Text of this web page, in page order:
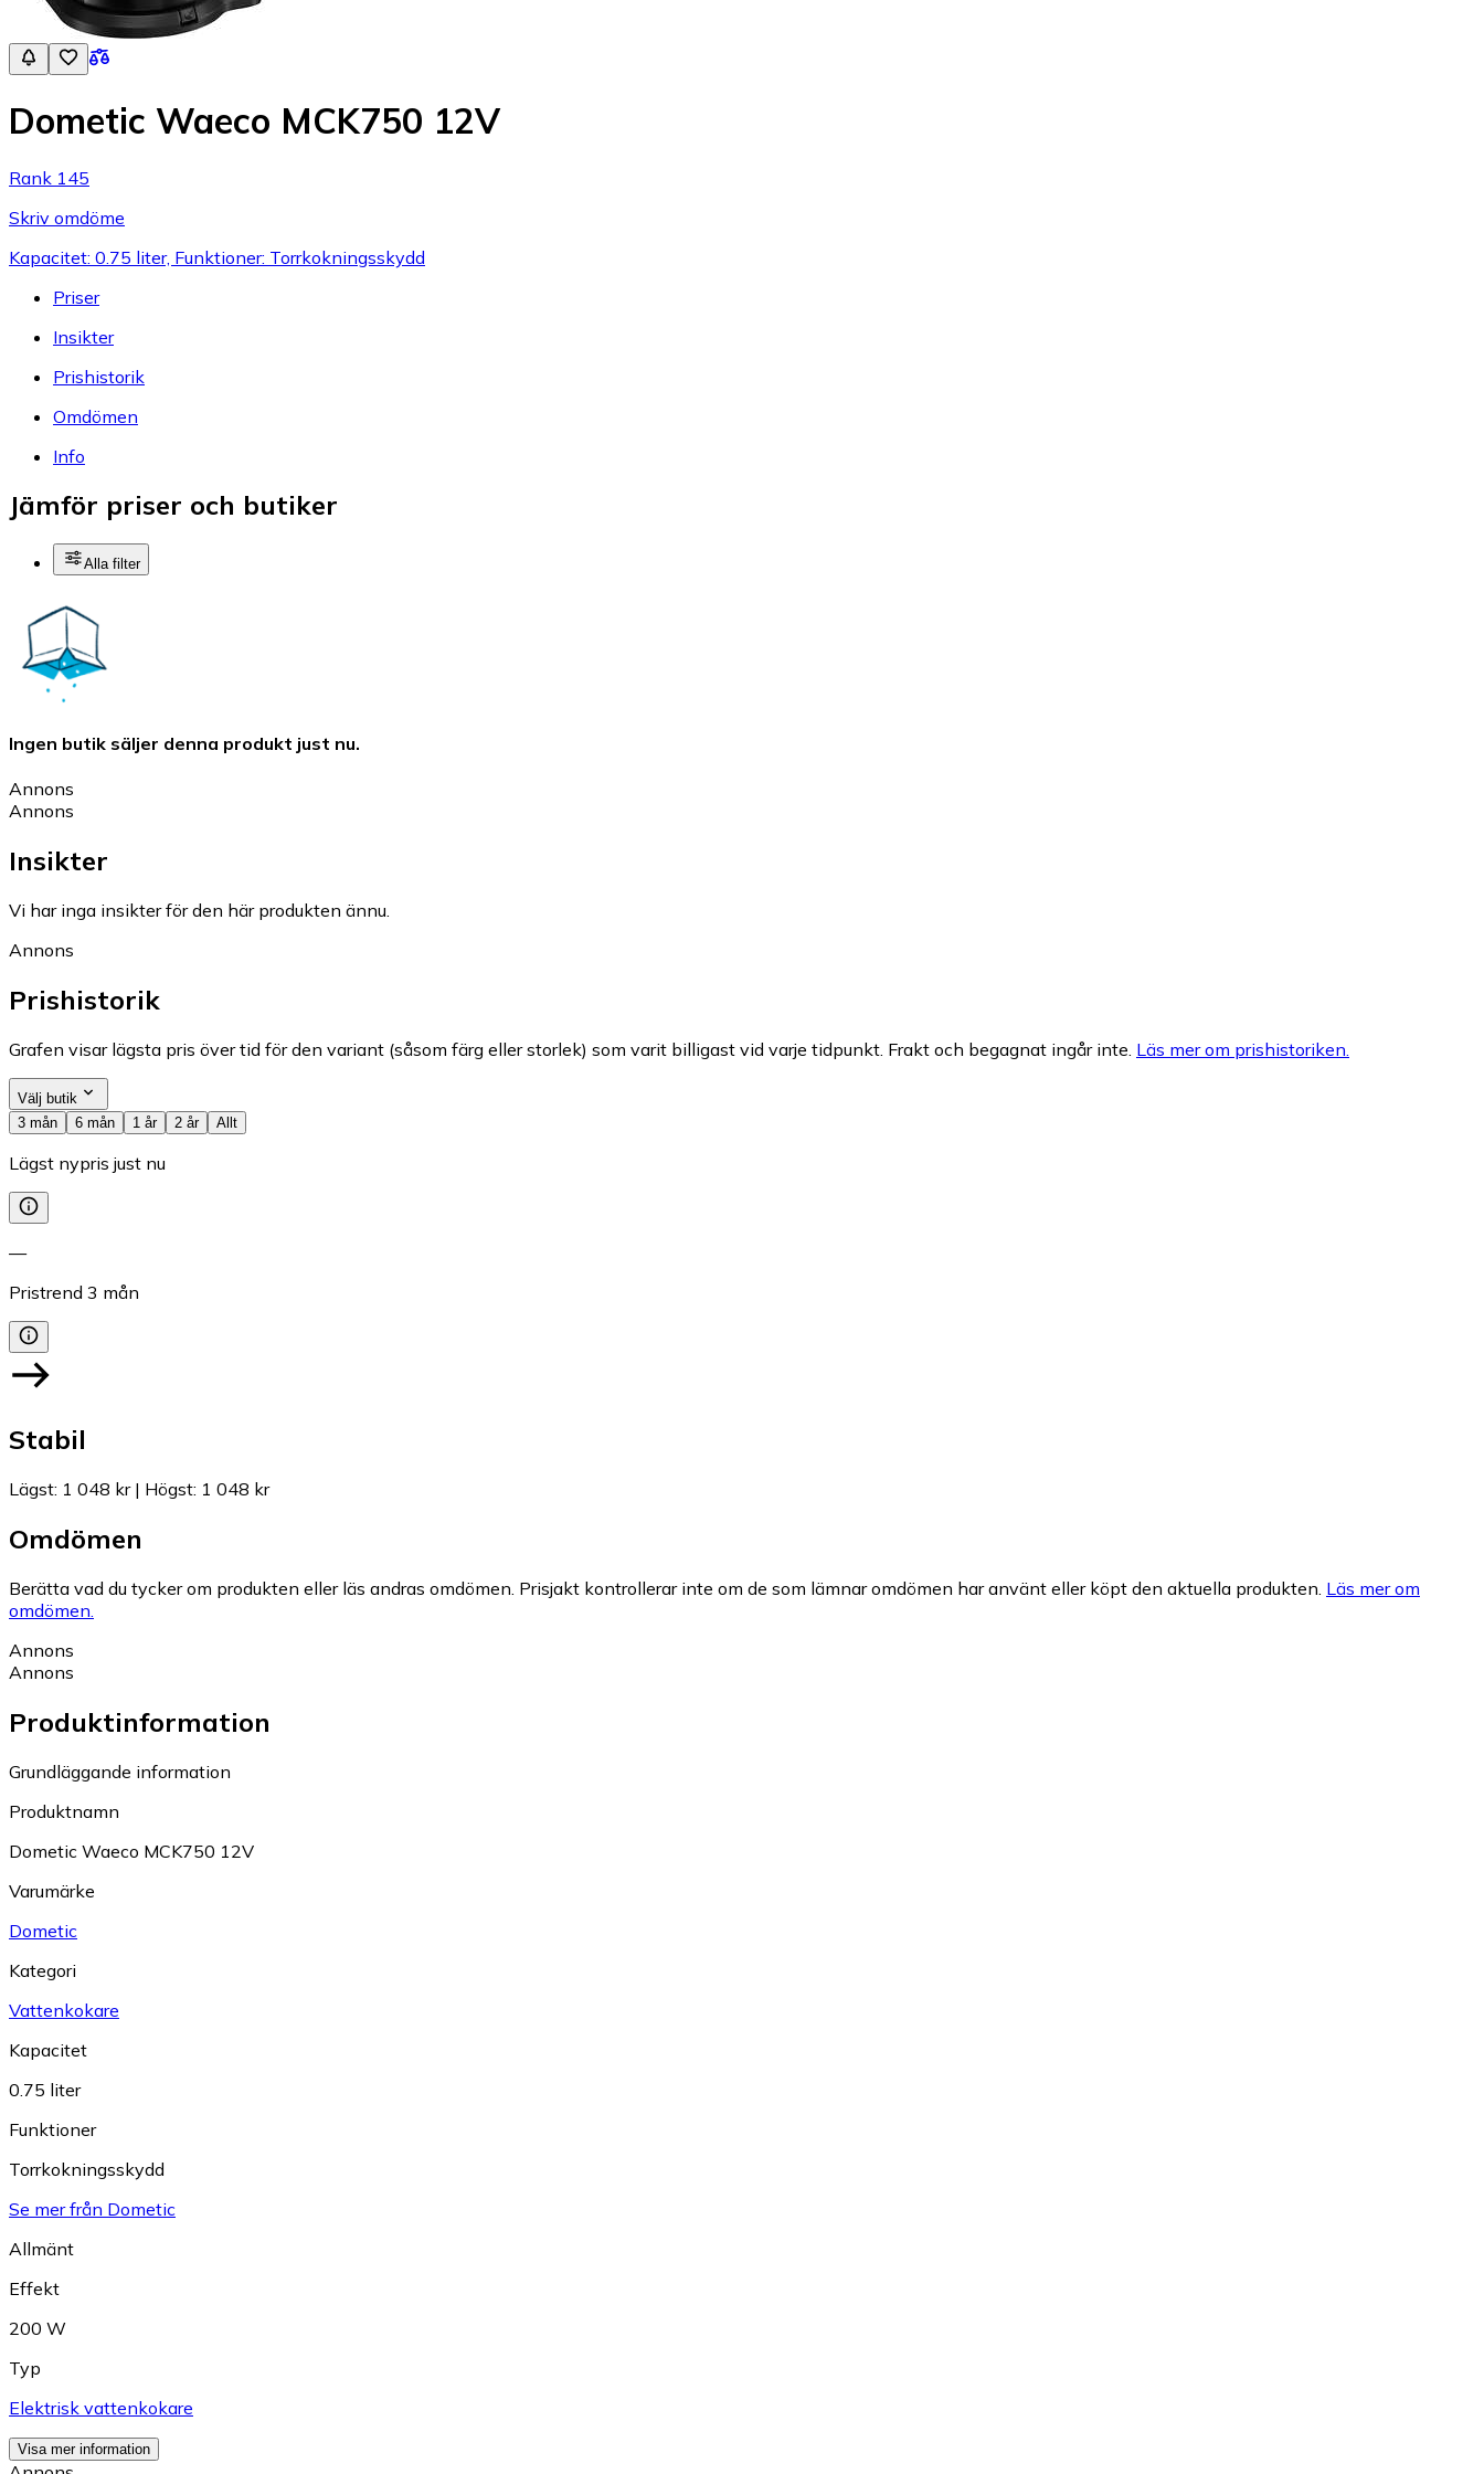
Dometic Waeco MCK750 12V
Rank 145
Skriv omdöme
Kapacitet: 0.75 liter, Funktioner: Torrkokningsskydd
Priser
Insikter
Prishistorik
Omdömen
Info
Jämför priser och butiker
Alla filter
Ingen butik säljer denna produkt just nu.
Annons
Annons
Insikter
Vi har inga insikter för den här produkten ännu.
Annons
Prishistorik
Grafen visar lägsta pris över tid för den variant (såsom färg eller storlek) som varit billigast vid varje tidpunkt. Frakt och begagnat ingår inte. Läs mer om prishistoriken.
Välj butik
3 mån
6 mån 1 år 2 år Allt
Lägst nypris just nu
—
Pristrend 3 mån
Stabil
Lägst: 1 048 kr| Högst: 1 048 kr
Omdömen
Berätta vad du tycker om produkten eller läs andras omdömen. Prisjakt kontrollerar inte om de som lämnar omdömen har använt eller köpt den aktuella produkten. Läs mer om
omdömen.
Annons
Annons
Produktinformation
Grundläggande information
Produktnamn
Dometic Waeco MCK750 12V
Varumärke
Dometic
Kategori
Vattenkokare
Kapacitet
0.75 liter
Funktioner
Torrkokningsskydd
Se mer från Dometic
Allmänt
Effekt
200 W
Typ
Elektrisk vattenkokare
Visa mer information